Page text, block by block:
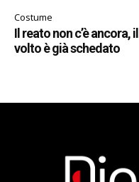
Costume
Il reato non c’è ancora, il
volto è già schedato